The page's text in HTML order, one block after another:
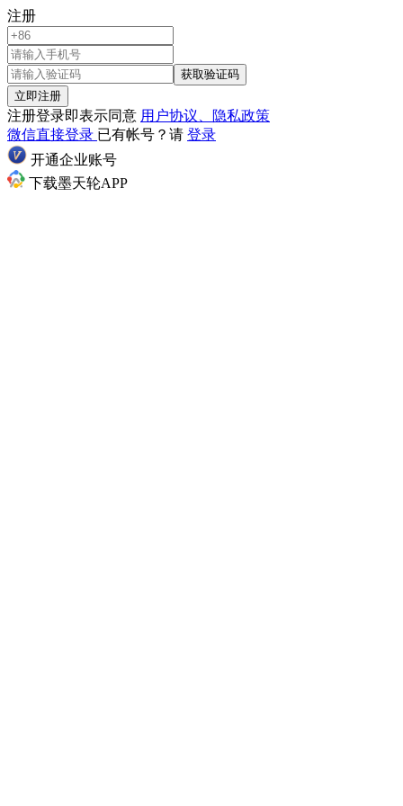
注册
获取验证码
立即注册
注册登录即表示同意 用户协议、隐私政策
微信直接登录 已有帐号？请 登录
开通企业账号
下载墨天轮APP